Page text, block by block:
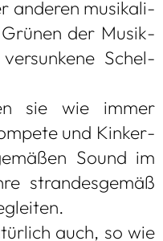
ande­ren musi­ka­li­
Grü­nen der Musik­
Schel­
sie wie immer
und Kin­ker­
Sound im
stran­des­ge­mäß
auch, so wie